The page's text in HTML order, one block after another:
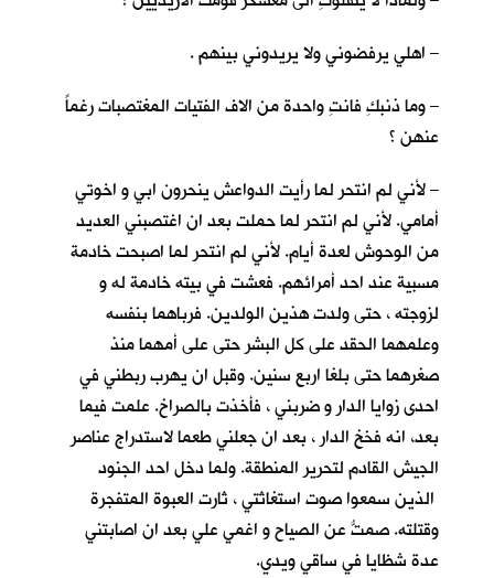
– اهلي يرفضوني ولا يريدوني بينهم .
– وما ذنبكِ فانتِ واحدة من الاف الفتيات المغتصبات رغماً
عنهن ؟
– لأني لم انتحر لما رأيت الدواعش ينحرون ابي و اخوتي
أمامي. لأني لم انتحر لما حملت بعد ان اغتصبني العديد
من الوحوش لعدة أيام. لأني لم انتحر لما اصبحت خادمة
مسبية عند احد أمرائهم. فعشت في بيته خادمة له و
لزوجته ، حتى ولدت هذين الولدين. فرباهما بنفسه
وعلمهما الحقد على كل البشر حتى على أمهما منذ
صغرهما حتى بلغا اربع سنين. وقبل ان يهرب ربطني في
احدى زوايا الدار و ضربني ، فأخذت بالصراخ. علمت فيما
بعد، انه فخخ الدار ، بعد ان جعلني طعما لاستدراج عناصر
الجيش القادم لتحرير المنطقة. ولما دخل احد الجنود
الذين سمعوا صوت استغاثتي ، ثارت العبوة المتفجرة
وقتلته. صمتُّ عن الصياح و اغمي علي بعد ان اصابتني
عدة شظايا في ساقي ويدي.